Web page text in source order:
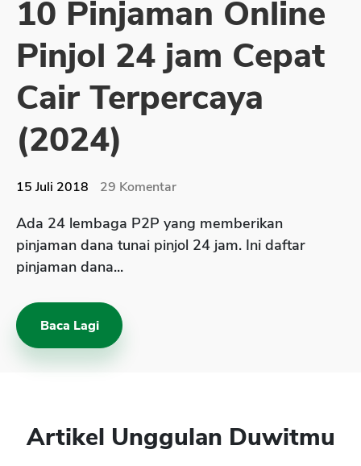
Sekuritas Saham
Bank Digital
Crypto
Assets Crypto
Exchange
Asuransi Kesehatan
Asuransi Syariah
10 Pinjaman Online
Pinjol 24 jam Cepat
Cair Terpercaya
(2024)
15 Juli 2018 29 Komentar
Ada 24 lembaga P2P yang memberikan
pinjaman dana tunai pinjol 24 jam. Ini daftar
pinjaman dana...
Baca Lagi
Artikel Unggulan Duwitmu